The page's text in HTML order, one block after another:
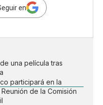
en
una película tras
participará en la
de la Comisión